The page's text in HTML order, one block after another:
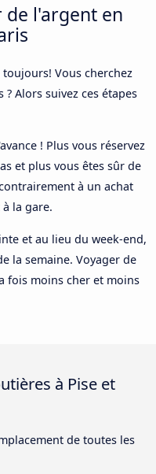
l'argent en
Vous cherchez
Alors suivez ces étapes
! Plus vous réservez
et plus vous êtes sûr de
à un achat
la gare.
et au lieu du week-end,
la semaine. Voyager de
fois moins cher et moins
à Pise et
de toutes les